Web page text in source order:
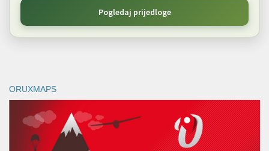
Pogledaj prijedloge
ORUXMAPS